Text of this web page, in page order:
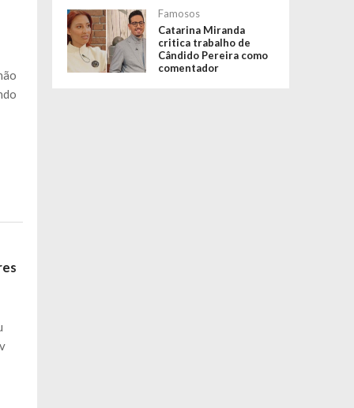
Famosos
Catarina Miranda
critica trabalho de
Cândido Pereira como
comentador